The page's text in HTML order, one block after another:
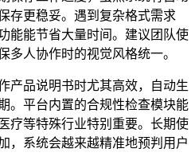
存更稳妥。遇到复杂格式需求
能能节省大量时间。建议团队使
多人协作时的视觉风格统一。
产品说明书时尤其高效，自动生
。平台内置的合规性检查模块能
疗等特殊行业特别重要。长期使
，系统会越来越精准地预判用户